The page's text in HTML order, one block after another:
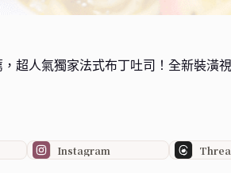
超人氣獨家法式布丁吐司！全新裝潢
Instagram